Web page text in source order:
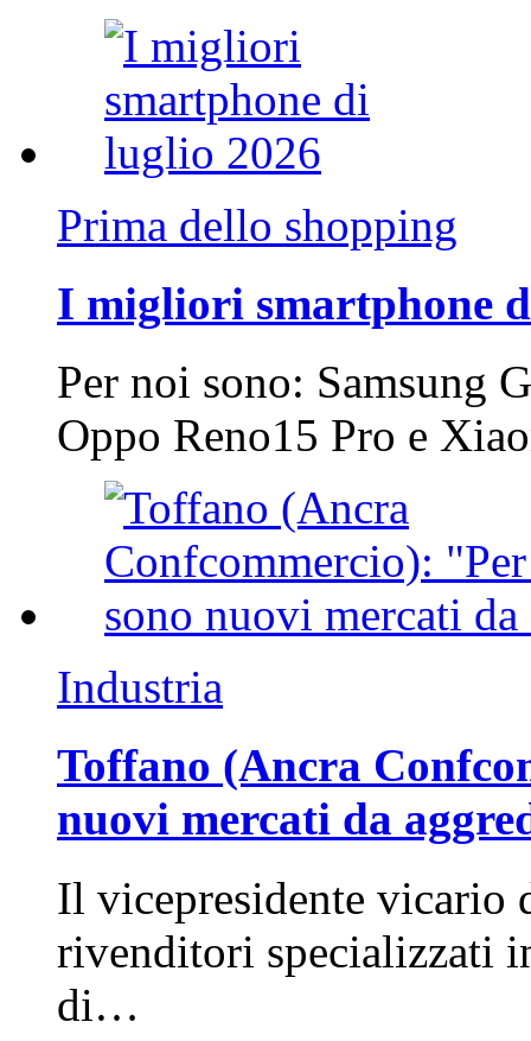
Prima dello shopping
I migliori smartphone
Per noi sono: Samsung
Oppo Reno15 Pro e
Industria
Toffano (Ancra
nuovi mercati da
Il vicepresidente vicario
rivenditori specializzati
di…